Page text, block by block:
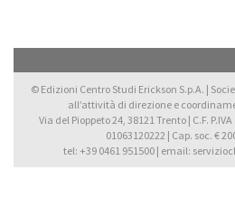
© Edizioni Centro Studi Erickson S.p.A. |
all’attività di direzione e
Via del Pioppeto 24, 38121 Trento | C.F.
01063120222 | Cap. soc. €
tel: +39 0461 951500 | email: